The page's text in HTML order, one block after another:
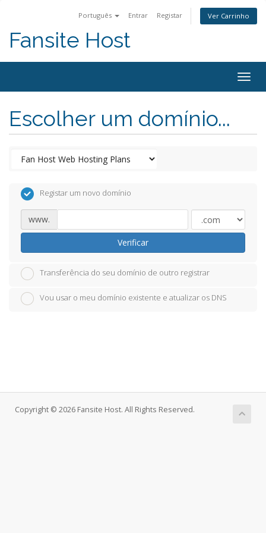
Português Entrar Registar Ver Carrinho
Fansite Host
Escolher um domínio...
Registar um novo domínio
www.
Verificar
Transferência do seu domínio de outro registrar
Vou usar o meu domínio existente e atualizar os DNS
Copyright © 2026 Fansite Host. All Rights Reserved.